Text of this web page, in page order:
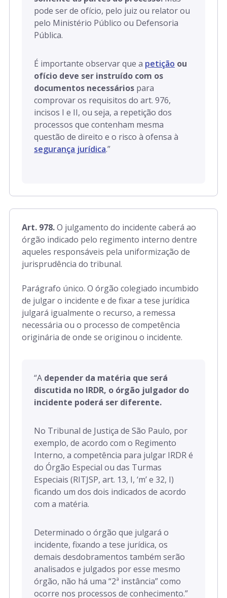
pode ser de ofício, pelo juiz ou relator ou
pelo Ministério Público ou Defensoria
Pública.
É importante observar que a petição ou
ofício deve ser instruído com os
documentos necessários para
comprovar os requisitos do art. 976,
incisos I e II, ou seja, a repetição dos
processos que contenham mesma
questão de direito e o risco à ofensa à
segurança jurídica.”
Art. 978.O julgamento do incidente caberá ao
órgão indicado pelo regimento interno dentre
aqueles responsáveis pela uniformização de
jurisprudência do tribunal.
Parágrafo único. O órgão colegiado incumbido
de julgar o incidente e de fixar a tese jurídica
julgará igualmente o recurso, a remessa
necessária ou o processo de competência
originária de onde se originou o incidente.
“A depender da matéria que será
discutida no IRDR, o órgão julgador do
incidente poderá ser diferente.
No Tribunal de Justiça de São Paulo, por
exemplo, de acordo com o Regimento
Interno, a competência para julgar IRDR é
do Órgão Especial ou das Turmas
Especiais (RITJSP, art. 13, I, ‘m’ e 32, I)
ficando um dos dois indicados de acordo
com a matéria.
Determinado o órgão que julgará o
incidente, fixando a tese jurídica, os
demais desdobramentos também serão
analisados e julgados por esse mesmo
órgão, não há uma “2ª instância” como
ocorre nos processos de conhecimento.”